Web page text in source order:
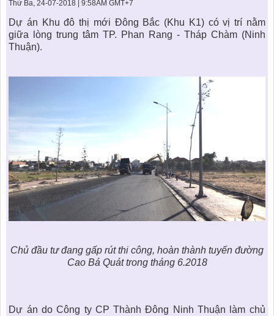
THÀNH ĐÔNG VỚI XÃ HÔI
BẮC
THƯ VIỆN PHÁP LUẬT
LIÊN HỆ & GIẢI ĐÁP
TIN TỨC CÔNG TY
TIN TỨC TỔNG HỢP
Thứ Ba, 24-07-2018 | 9:58AM GMT+7
Dự án Khu đô thị mới Đông Bắc (Khu K1) có vị trí nằm
giữa lòng trung tâm TP. Phan Rang - Tháp Chàm (Ninh
Thuận).
Chủ đầu tư đang gấp rút thi công, hoàn thành tuyến đường
Cao Bá Quát trong tháng 6.2018
Dự án do Công ty CP Thành Đông Ninh Thuận làm chủ